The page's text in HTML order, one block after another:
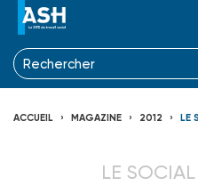
ACCUEIL MAGAZINE 2012 LE
LE